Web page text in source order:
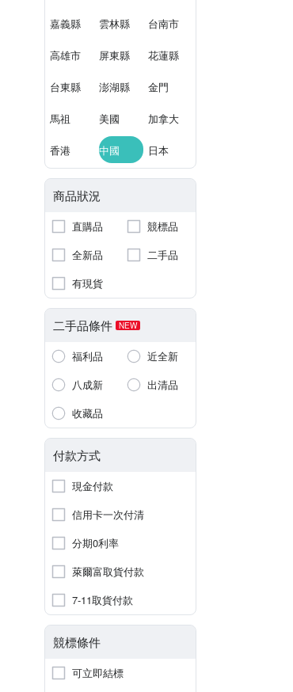
嘉義縣 雲林縣 台南市
高雄市 屏東縣 花蓮縣
台東縣 澎湖縣 金門
馬祖 美國 加拿大
香港 中國 日本
商品狀況
直購品
競標品
全新品
二手品
有現貨
二手品條件 NEW
福利品
近全新
八成新
出清品
收藏品
付款方式
現金付款
信用卡一次付清
分期0利率
萊爾富取貨付款
7-11取貨付款
競標條件
可立即結標